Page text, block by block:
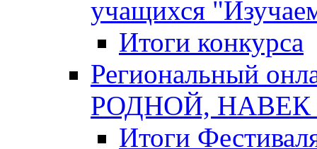
учащихся
Итоги конкурса
Региональный
РОДНОЙ,
Итоги